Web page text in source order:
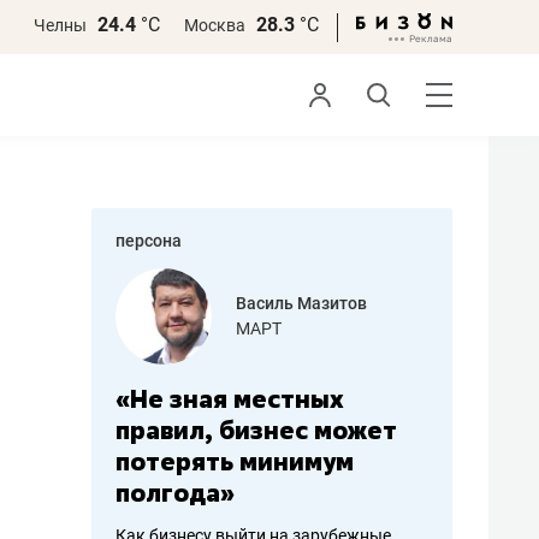
Челны 24.4 °С Москва 28.3 °С
персона
работа
Василь Мазитов
МАРТ
«Не зная местных
правил, бизнес может
потерять минимум
полгода»